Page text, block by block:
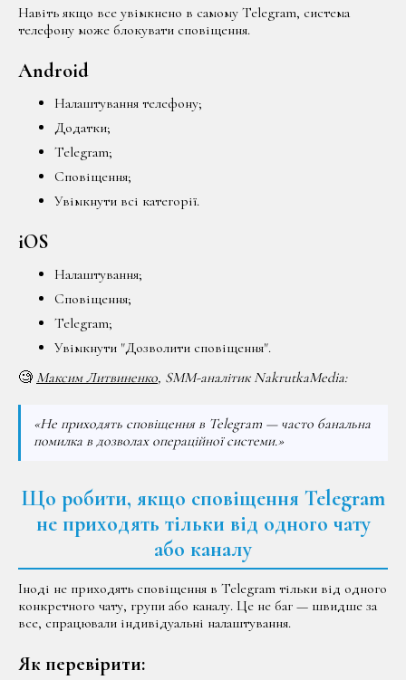
Навіть якщо все увімкнено в самому Telegram, система
телефону може блокувати сповіщення.
Android
Налаштування телефону;
Додатки;
Telegram;
Сповіщення;
Увімкнути всі категорії.
iOS
Налаштування;
Сповіщення;
Telegram;
Увімкнути "Дозволити сповіщення".
🧐 Максим Литвиненко, SMM-аналітик NakrutkaMedia:
«Не приходять сповіщення в Telegram — часто банальна
помилка в дозволах операційної системи.»
Що робити, якщо сповіщення Telegram
не приходять тільки від одного чату
або каналу
Іноді не приходять сповіщення в Telegram тільки від одного
конкретного чату, групи або каналу. Це не баг — швидше за
все, спрацювали індивідуальні налаштування.
Як перевірити: